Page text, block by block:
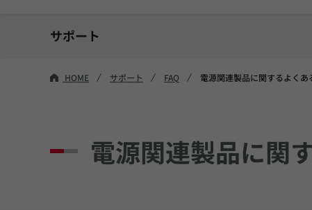
サポート
HOME サポート FAQ 電源関連製品に関するよくあ
電源関連製品に関